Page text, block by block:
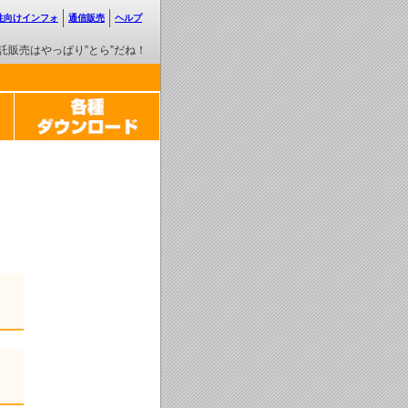
販売はやっぱり”とら”だね！
向けインフォ 通信販売 ヘルプ